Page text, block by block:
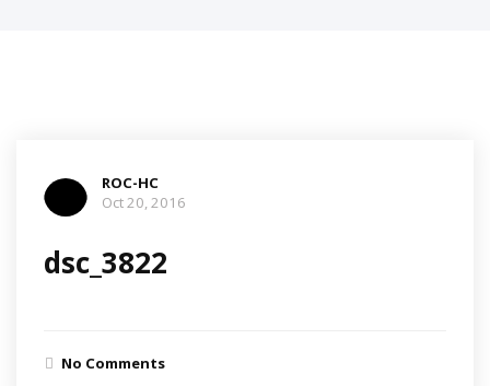
ROC-HC
Oct 20, 2016
dsc_3822
No Comments